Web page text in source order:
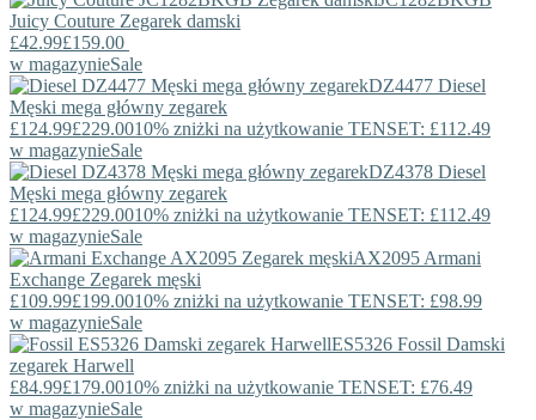
Juicy Couture Zegarek damski
£42.99£159.00
w magazynieSale
DZ4477 Diesel
Męski mega główny zegarek
£124.99£229.0010% zniżki na użytkowanie TENSET: £112.49
w magazynieSale
DZ4378 Diesel
Męski mega główny zegarek
£124.99£229.0010% zniżki na użytkowanie TENSET: £112.49
w magazynieSale
AX2095 Armani
Exchange Zegarek męski
£109.99£199.0010% zniżki na użytkowanie TENSET: £98.99
w magazynieSale
ES5326 Fossil Damski
zegarek Harwell
£84.99£179.0010% zniżki na użytkowanie TENSET: £76.49
w magazynieSale